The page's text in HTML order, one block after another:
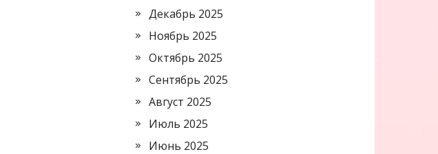
Декабрь 2025
Ноябрь 2025
Октябрь 2025
Сентябрь 2025
Август 2025
Июль 2025
Июнь 2025